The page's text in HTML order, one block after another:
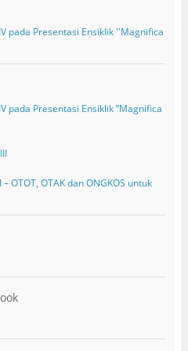
pada Presentasi Ensiklik ''Magnifica
pada Presentasi Ensiklik ”Magnifica
OTOT, OTAK dan ONGKOS untuk